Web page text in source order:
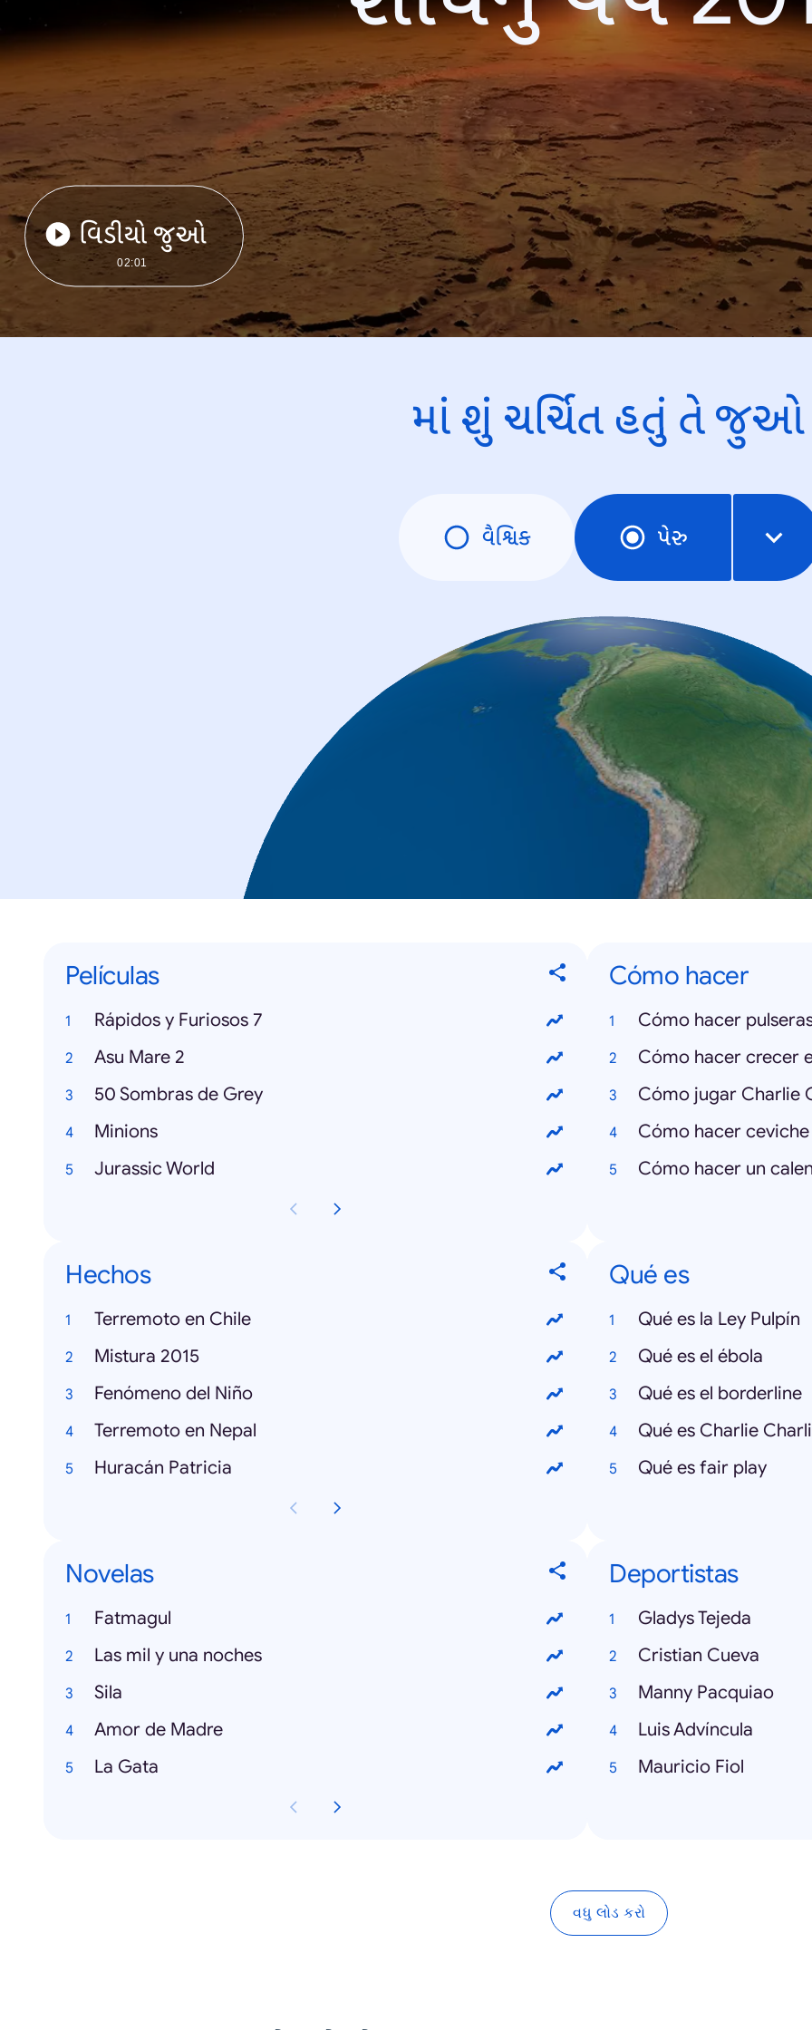
વિડીયો જુઓ
02:01
માં શું ચર્ચિત હતું તે જુઓ
વૈશ્વિક પેરુ
Películas
Rápidos y Furiosos 7
Asu Mare 2
50 Sombras de Grey
Minions
Jurassic World
Cómo hacer
Cómo hacer
Cómo hacer crecer
Cómo jugar Charlie
Cómo hacer ceviche
Cómo hacer un
Hechos
Terremoto en Chile
Mistura 2015
Fenómeno del Niño
Terremoto en Nepal
Huracán Patricia
Qué es
Qué es la Ley Pulpín
Qué es el ébola
Qué es el borderline
Qué es Charlie
Qué es fair play
Novelas
Fatmagul
Las mil y una noches
Sila
Amor de Madre
La Gata
Deportistas
Gladys Tejeda
Cristian Cueva
Manny Pacquiao
Luis Advíncula
Mauricio Fiol
વધુ લોડ કરો